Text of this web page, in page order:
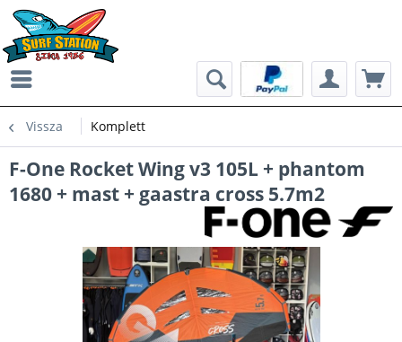
Vissza Komplett
F-One Rocket Wing v3 105L + phantom
1680 + mast + gaastra cross 5.7m2